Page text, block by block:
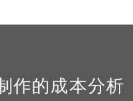
作的成本分析